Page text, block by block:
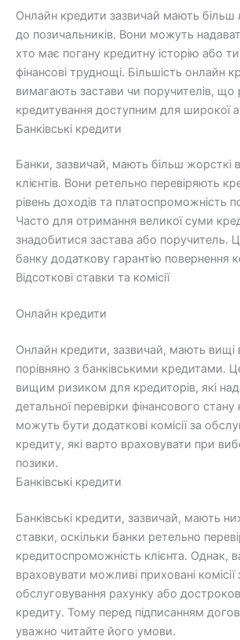
Онлайн кредити зазвичай мають більш
до позичальників. Вони можуть
хто має погану кредитну історію або
фінансові труднощі. Більшість онлайн
вимагають застави чи поручителів,
кредитування доступним для широкої
Банківські кредити
Банки, зазвичай, мають більш жорсткі
клієнтів. Вони ретельно перевіряють
рівень доходів та платоспроможність
Часто для отримання великої суми
знадобитися застава або поручитель.
банку додаткову гарантію повернення
Відсоткові ставки та комісії
Онлайн кредити
Онлайн кредити, зазвичай, мають вищі
порівняно з банківськими кредитами.
вищим ризиком для кредиторів, які
детальної перевірки фінансового стану
можуть бути додаткові комісії за
кредиту, які варто враховувати при
позики.
Банківські кредити
Банківські кредити, зазвичай, мають
ставки, оскільки банки ретельно
кредитоспроможність клієнта. Однак,
враховувати можливі приховані
обслуговування рахунку або
кредиту. Тому перед підписанням
уважно читайте його умови.